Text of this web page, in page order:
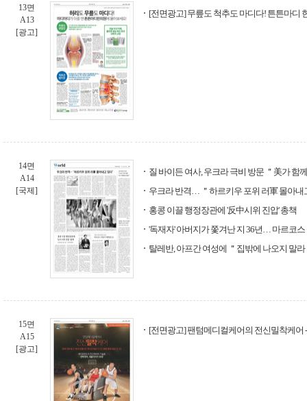
13면
A13
[광고]
[전면광고] 무릎도 척추도 마디다! 튼튼마디
14면
A14
[국제]
질 바이든 여사, 우크라 극비 방문 ＂美가 함
우크라 반격… ＂하르키우 포위 러軍 몰아내
홍콩 이끌 행정장관에 '反中시위 진압' 총책
'독재자' 아버지가 쫓겨난 지 36년… 마르코
탈레반, 아프간 여성에 ＂집밖에 나오지 말라
15면
A15
[광고]
[전면광고] 팬텀메디컬케어의 전신밀착케어